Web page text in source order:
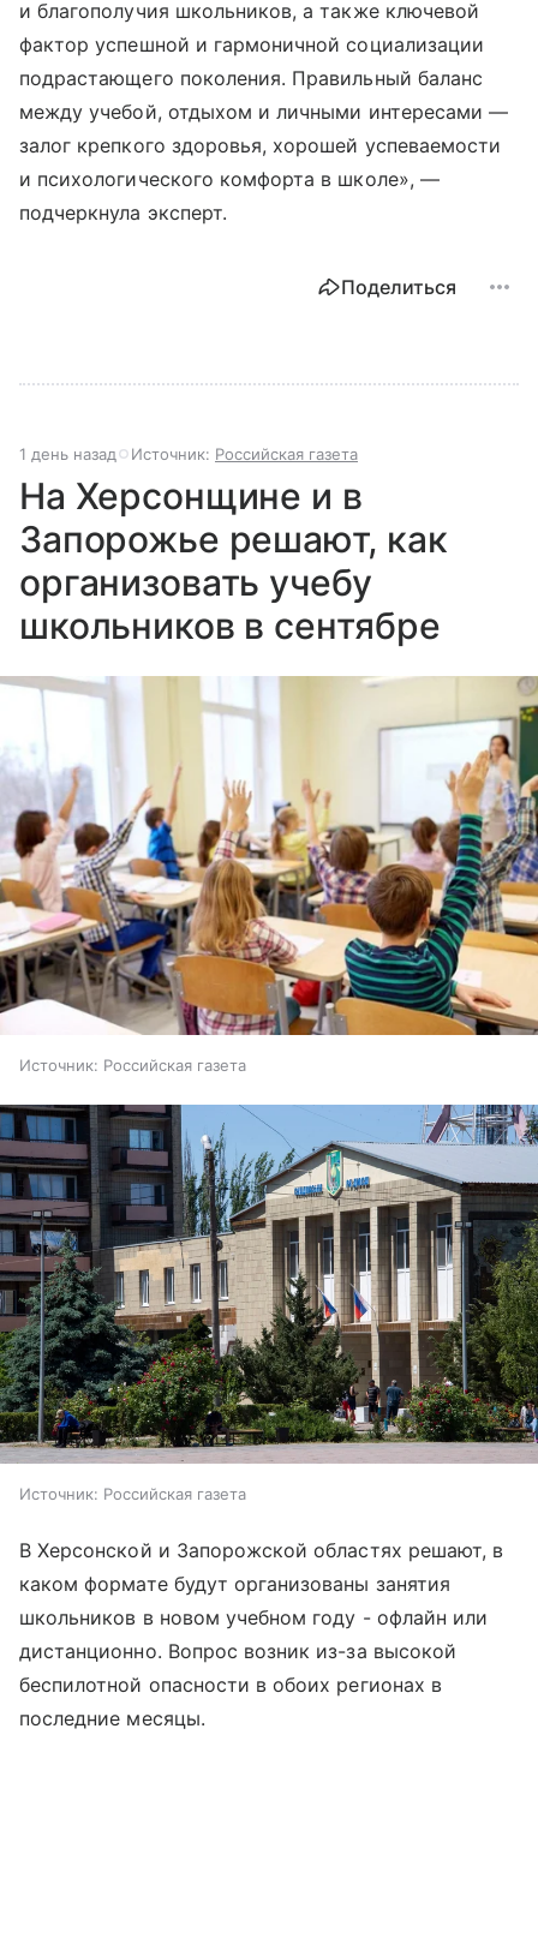
и благополучия школьников, а также ключевой
фактор успешной и гармоничной социализации
подрастающего поколения. Правильный баланс
между учебой, отдыхом и личными интересами —
залог крепкого здоровья, хорошей успеваемости
и психологического комфорта в школе», —
подчеркнула эксперт.
Поделиться
1 день назад Источник: Российская газета
На Херсонщине и в
Запорожье решают, как
организовать учебу
школьников в сентябре
Источник: Российская газета
Источник: Российская газета
В Херсонской и Запорожской областях решают, в
каком формате будут организованы занятия
школьников в новом учебном году - офлайн или
дистанционно. Вопрос возник из-за высокой
беспилотной опасности в обоих регионах в
последние месяцы.